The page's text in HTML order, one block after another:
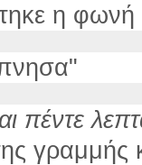
η φωνή
πέντε
γραμμής